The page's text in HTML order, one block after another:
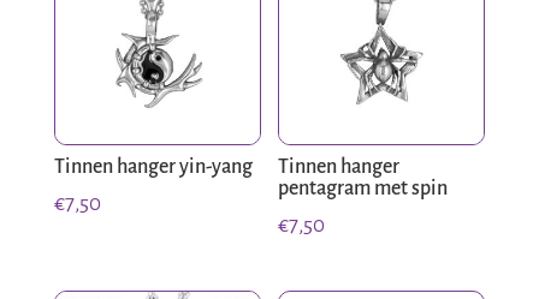
Tinnen hanger yin-yang
€7,50
Tinnen hanger
pentagram met spin
€7,50